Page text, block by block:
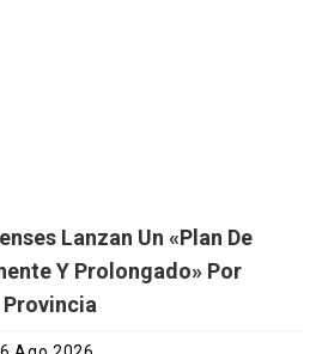
Lanzan Un «plan De
Y Prolongado» Por
Provincia